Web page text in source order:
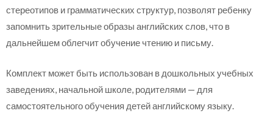
стереотипов и грамматических структур, позволят ребенку
запомнить зрительные образы английских слов, что в
дальнейшем облегчит обучение чтению и письму.
Комплект может быть использован в дошкольных учебных
заведениях, начальной школе, родителями — для
самостоятельного обучения детей английскому языку.